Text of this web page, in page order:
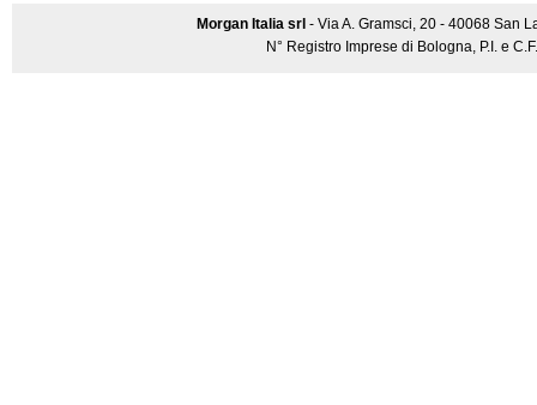
Morgan Italia srl - Via A. Gramsci, 20 - 40068 San
N° Registro Imprese di Bologna, P.I. e